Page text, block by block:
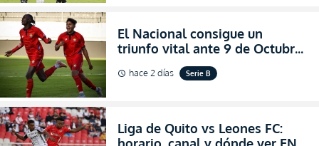
El Nacional consigue un
triunfo vital ante 9 de Octubre
para encender la fe en la
salvación
schedule hace 2 días Serie B
Liga de Quito vs Leones FC:
horario, canal y dónde ver EN